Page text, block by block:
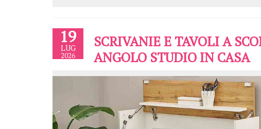
19
LUG
2026
SCRIVANIE E TAVOLI A
ANGOLO STUDIO IN CASA